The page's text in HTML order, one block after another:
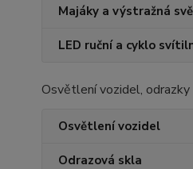
Majáky a výstražná
LED ruční a cyklo
Osvětlení vozidel, odrazky
Osvětlení vozidel
Odrazová skla